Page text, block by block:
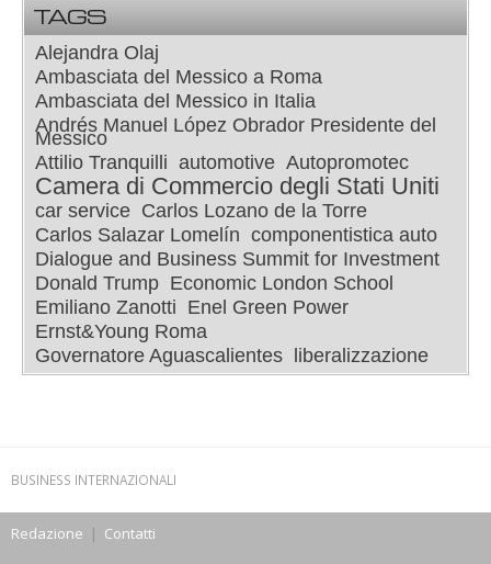
TAGS
Alejandra Olaj
Ambasciata del Messico a Roma
Ambasciata del Messico in Italia
Andrés Manuel López Obrador Presidente del
Messico
Attilio Tranquilli automotive Autopromotec
Camera di Commercio degli Stati Uniti
car service Carlos Lozano de la Torre
Carlos Salazar Lomelín componentistica auto
Dialogue and Business Summit for Investment
Donald Trump Economic London School
Emiliano Zanotti Enel Green Power
Ernst&Young Roma
Governatore Aguascalientes
liberalizzazione
BUSINESS INTERNAZIONALI
Redazione | Contatti